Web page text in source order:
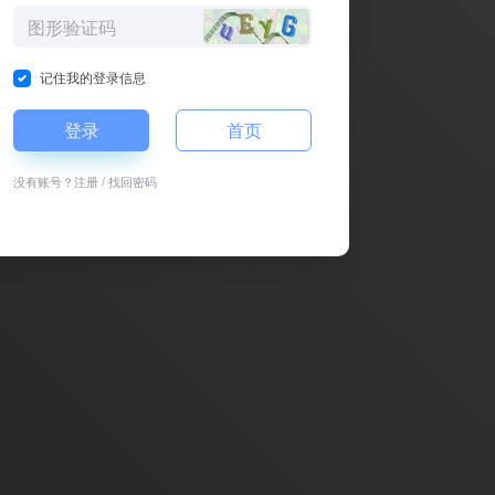
记住我的登录信息
登录 首页
没有账号？注册/找回密码